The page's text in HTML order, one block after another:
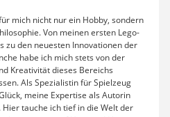
mich nicht nur ein Hobby, sondern
Von meinen ersten Lego-
zu den neuesten Innovationen der
habe ich mich stets von der
Kreativität dieses Bereichs
Als Spezialistin für Spielzeug
meine Expertise als Autorin
tauche ich tief in die Welt der